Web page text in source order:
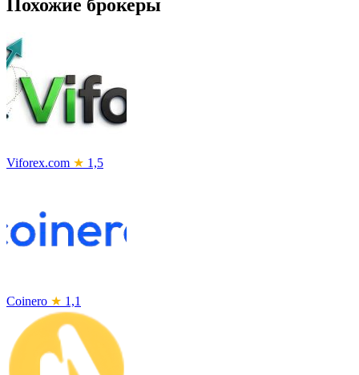
Похожие брокеры
Viforex.com ★ 1,5
Coinero ★ 1,1